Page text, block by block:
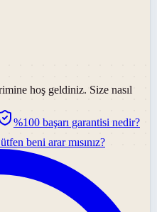
hoş geldiniz. Size nasıl
%100 başarı garantisi nedir?
beni arar mısınız?